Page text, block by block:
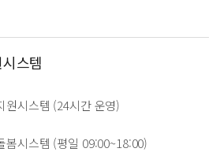
스템
원시스템 (24시간 운영)
봄시스템 (평일 09:00~18:00)